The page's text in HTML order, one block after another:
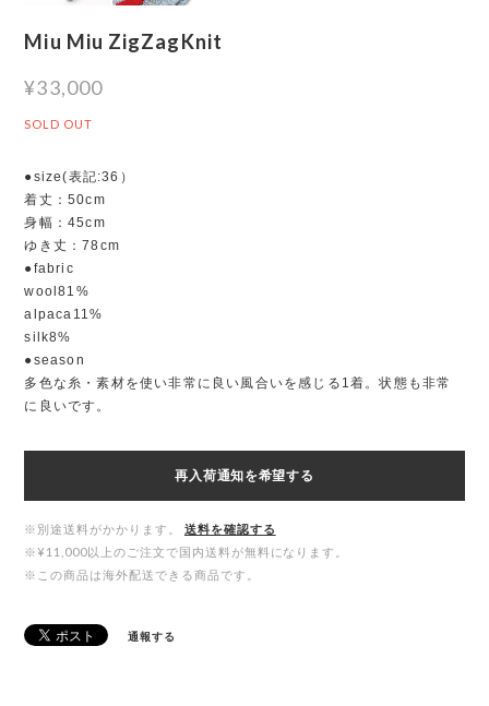
Miu Miu ZigZagKnit
¥33,000
SOLD OUT
●size(表記:36）
着丈：50cm
身幅：45cm
ゆき丈：78cm
●fabric
wool81%
alpaca11%
silk8%
●season
多色な糸・素材を使い非常に良い風合いを感じる1着。状態も非常
に良いです。
再入荷通知を希望する
※別途送料がかかります。
送料を確認する
※¥11,000以上のご注文で国内送料が無料になります。
※この商品は海外配送できる商品です。
通報する